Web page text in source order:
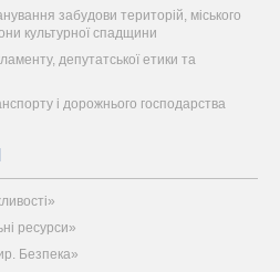
забудови територій, міського
культурної спадщини
депутатської етики та
і дорожнього господарства
ресурси»
Безпека»